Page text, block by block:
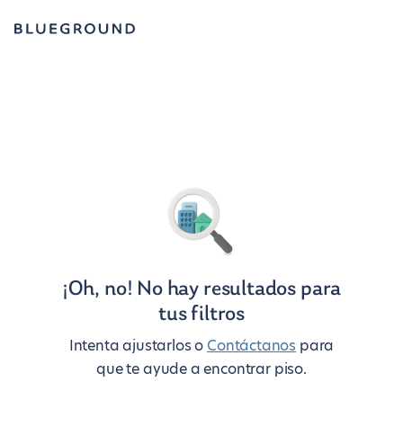
¡Oh, no! No hay resultados para
tus filtros
Intenta ajustarlos o Contáctanos para
que te ayude a encontrar piso.